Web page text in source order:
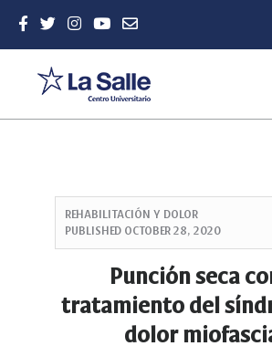
Navigation
REHABILITACIÓN Y DOLOR
PUBLISHED OCTOBER 28, 2020
Punción seca
tratamiento del
dolor